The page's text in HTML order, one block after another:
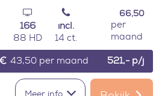
166
88 HD
incl.
14 ct.
66,50
per
maand
43,50 per maand 521,- p/j
Meer info